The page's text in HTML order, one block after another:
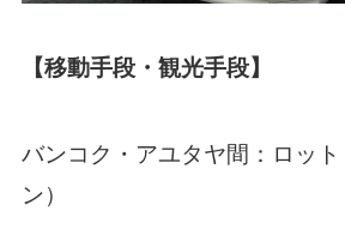
【移動手段・観光手段】
バンコク・アユタヤ間：ロッ
ン）